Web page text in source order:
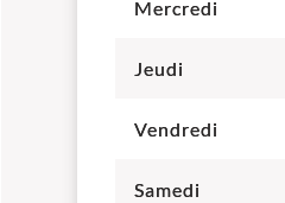
Mercredi
Jeudi
Vendredi
Samedi